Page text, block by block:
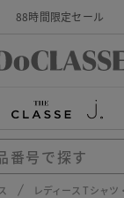
88時間限定セール
レディース Tシャ